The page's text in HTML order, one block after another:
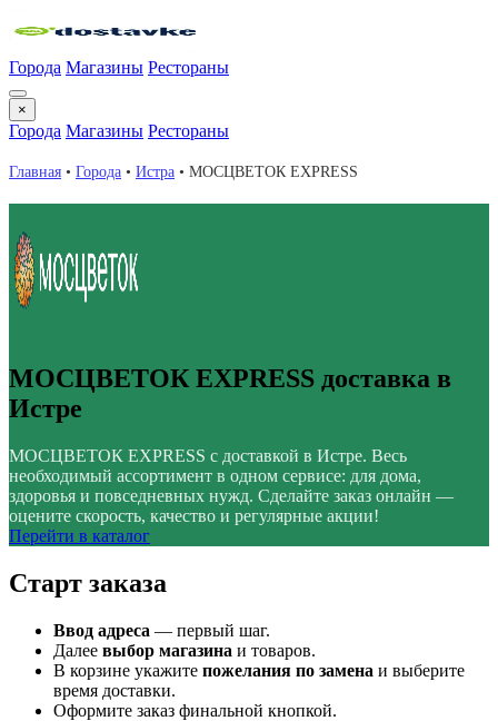
Города Магазины Рестораны
×
Города Магазины Рестораны
Главная • Города • Истра • МОСЦВЕТОК EXPRESS
МОСЦВЕТОК EXPRESS доставка в
Истре
МОСЦВЕТОК EXPRESS с доставкой в Истре. Весь
необходимый ассортимент в одном сервисе: для дома,
здоровья и повседневных нужд. Сделайте заказ онлайн —
оцените скорость, качество и регулярные акции!
Перейти в каталог
Старт заказа
Ввод адреса — первый шаг.
Далее выбор магазина и товаров.
В корзине укажите пожелания по замена и выберите
время доставки.
Оформите заказ финальной кнопкой.